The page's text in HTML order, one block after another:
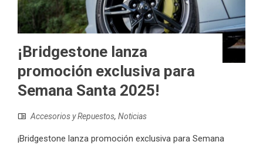
¡Bridgestone lanza
promoción exclusiva para
Semana Santa 2025!
Accesorios y Repuestos, Noticias
¡Bridgestone lanza promoción exclusiva para Semana